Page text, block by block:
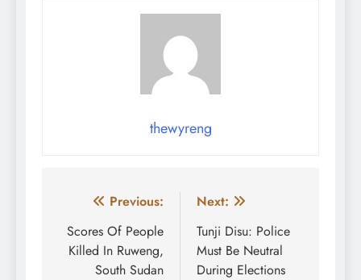
thewyreng
Post
navigation
Previous:
Scores Of People
Killed In Ruweng,
South Sudan
Next:
Tunji Disu: Police
Must Be Neutral
During Elections